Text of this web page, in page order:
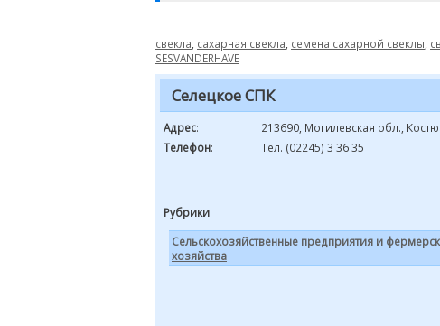
свекла сахарная свекла семена сахарной свеклы
SESVANDERHAVE
Селецкое СПК
Адрес:
213690, Могилевская обл.,
Телефон: Тел. (02245) 3 36 35
Рубрики:
Сельскохозяйственные предприятия и
хозяйства